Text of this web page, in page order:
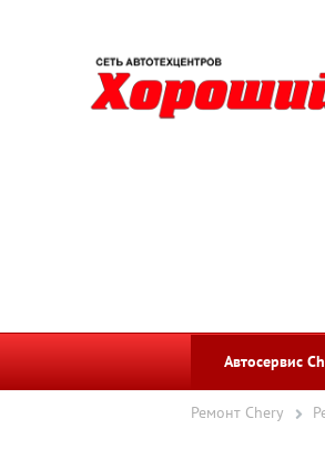
Автосервис
Ремонт Chery